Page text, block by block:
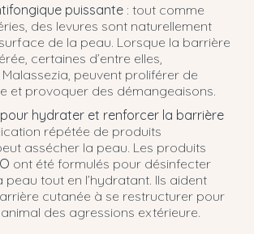
puissante : tout comme
des levures sont naturellement
de la peau. Lorsque la barrière
certaines d’entre elles,
peuvent proliférer de
et provoquer des démangeaisons.
hydrater et renforcer la barrière
répétée de produits
assécher la peau. Les produits
ont été formulés pour désinfecter
tout en l’hydratant. Ils aident
cutanée à se restructurer pour
des agressions extérieure.